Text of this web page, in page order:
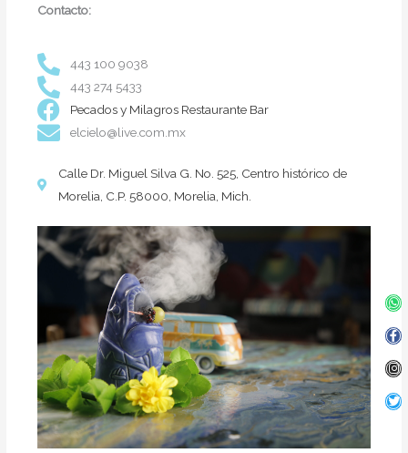
Contacto:
443 100 9038
443 274 5433
Pecados y Milagros Restaurante Bar
elcielo@live.com.mx
Calle Dr. Miguel Silva G. No. 525, Centro histórico de
Morelia, C.P. 58000, Morelia, Mich.
f